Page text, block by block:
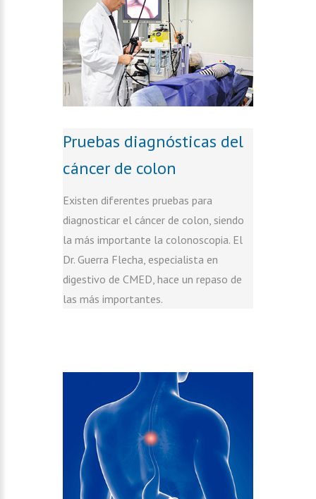
Pruebas diagnósticas del
cáncer de colon
Existen diferentes pruebas para
diagnosticar el cáncer de colon, siendo
la más importante la colonoscopia. El
Dr. Guerra Flecha, especialista en
digestivo de CMED, hace un repaso de
las más importantes.